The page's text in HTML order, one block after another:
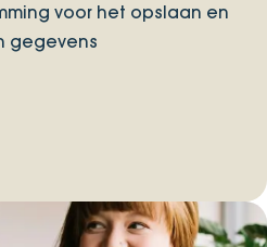
voor het opslaan en
gegevens